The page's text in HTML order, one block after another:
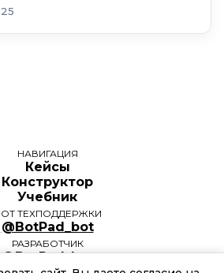
НАВИГАЦИЯ
Кейсы
Конструктор
Учебник
ТЕХПОДДЕРЖКИ
@BotPad_bot
РАЗРАБОТЧИК
@BotPad_bot